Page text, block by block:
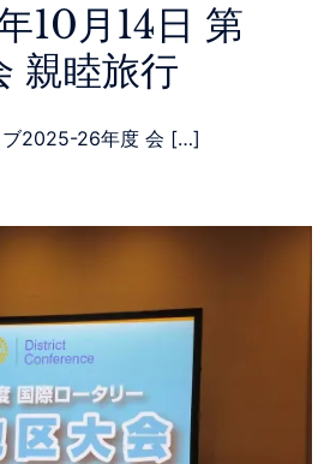
10月14日 第
親睦旅行
ブ2025-26年度 会 […]